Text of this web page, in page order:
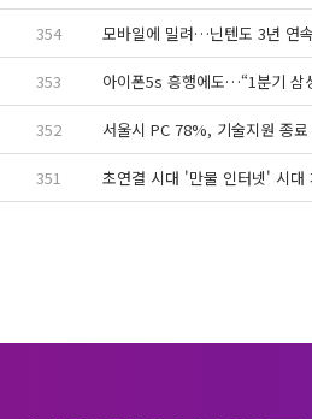
354 모바일에 밀려…닌텐도 3년 연
353 아이폰5s 흥행에도…“1분기 삼
352 서울시 PC 78%, 기술지원 종
351 초연결 시대 '만물 인터넷' 시대